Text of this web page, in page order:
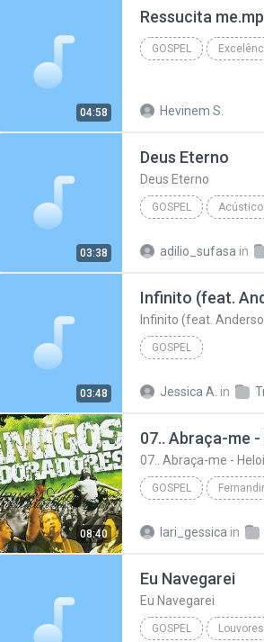
04:58
Ressucita
GOSPEL
Hevinem S.
03:38
Deus Eterno
Deus Eterno
GOSPEL Acústico
adilio_sufasa in
03:48
GOSPEL
Jessica A. in
08:40
07.. Abraça-me
07.. Abraça-me -
GOSPEL
lari_gessica in
Eu Navegarei
Eu Navegarei
GOSPEL